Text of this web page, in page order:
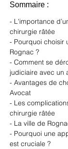
Sommaire :
- L'importance
chirurgie râtée
- Pourquoi choisir
Rognac ?
- Comment se
judiciaire avec un
- Avantages de
Avocat
- Les
chirurgie râtée
- La ville de
- Pourquoi une
est cruciale ?